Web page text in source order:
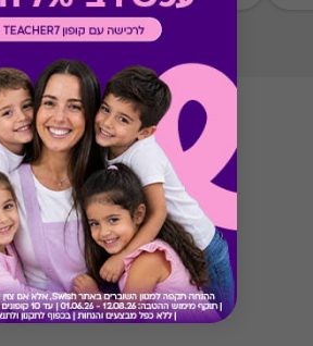
* יש להציג את השובר/ קוד טרם
*לא תינתן תמורה ו/או פיצוי
השובר לאחר התוקף הנקוב עליו.
*לאחר בחירת ההטבה לא ניתן
בהטבה אחרת.
*טיב השירותים הינם באחריות
מיועד לקבוצות ואירועים